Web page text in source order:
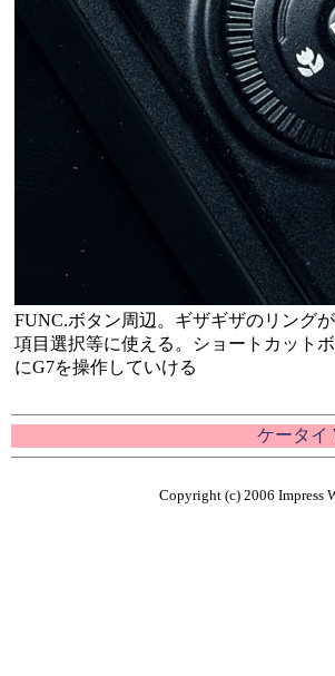
FUNC.ボタン周辺。ギザギザのリング
項目選択等に使える。ショートカット
にG7を操作していける
ケータイ
Copyright (c) 2006 Impress